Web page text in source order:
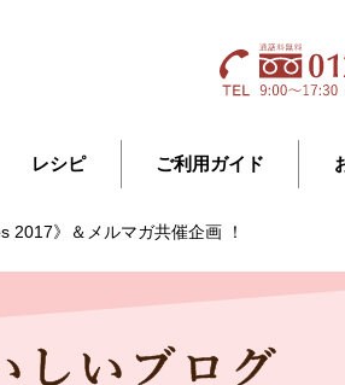
レシピ ご利用ガイド
2017》＆メルマガ共催企画 ！